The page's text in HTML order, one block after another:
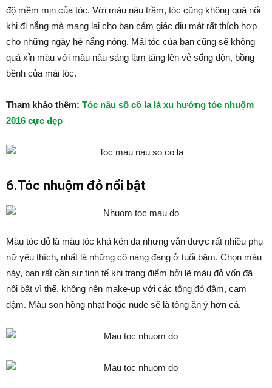
độ mềm mịn của tóc. Với màu nâu trầm, tóc cũng không quá nổi
khi đi nắng mà mang lại cho bạn cảm giác dịu mát rất thích hợp
cho những ngày hè nắng nóng. Mái tóc của bạn cũng sẽ không
quá xỉn màu với màu nâu sáng làm tăng lên vẻ sống độn, bồng
bềnh của mái tóc.
Tham khảo thêm: Tóc nâu sô cô la là xu hướng tóc nhuộm
2016 cực đẹp
6.Tóc nhuộm đỏ nổi bật
Màu tóc đỏ là màu tóc khá kén da nhưng vẫn được rất nhiều phụ
nữ yêu thích, nhất là những cô nàng đang ở tuổi băm. Chọn màu
này, bạn rất cần sự tinh tế khi trang điểm bởi lẽ màu đỏ vốn đã
nổi bật vì thế, không nên make-up với các tông đỏ đậm, cam
đậm. Màu son hồng nhạt hoặc nude sẽ là tông ăn ý hơn cả.